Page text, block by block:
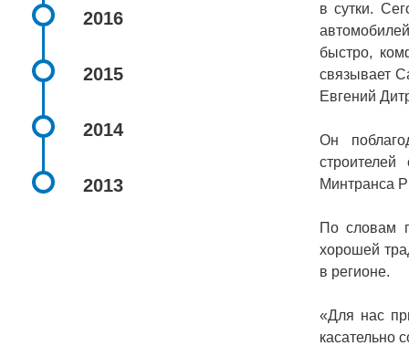
2016
2015
2014
2013
в сутки.
быстро,
связывает
Евгений
Он
Минтранса
По словам
хорошей
в регионе.
«Для нас
касательно